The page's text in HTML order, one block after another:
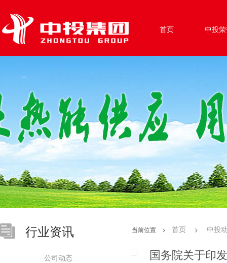
首页 中投
行业资讯
公司动态
当前位置 > 首页 > 中投
国务院关于印